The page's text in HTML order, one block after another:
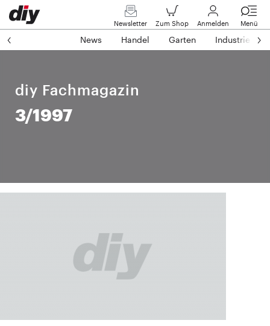
Newsletter Zum Shop Anmelden Menü
News Handel Garten Industrie
diy Fachmagazin
3/1997